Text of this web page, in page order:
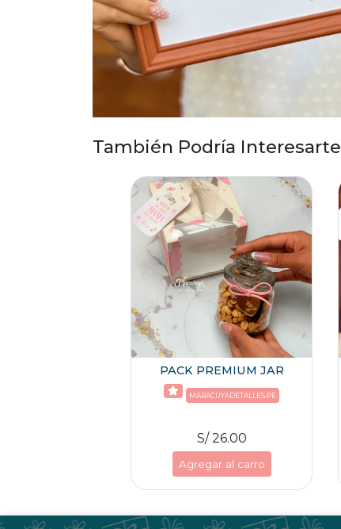
También Podría Interesarte
PACK PREMIUM JAR
MARACUYADETALLES.PE
S/ 26.00
Agregar al carro